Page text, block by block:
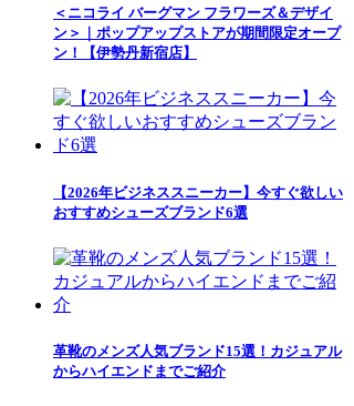
＜ニコライ バーグマン フラワーズ＆デザイ
ン＞｜ポップアップストアが期間限定オープ
ン！【伊勢丹新宿店】
【2026年ビジネススニーカー】今すぐ欲しい
おすすめシューズブランド6選
革靴のメンズ人気ブランド15選！カジュアル
からハイエンドまでご紹介